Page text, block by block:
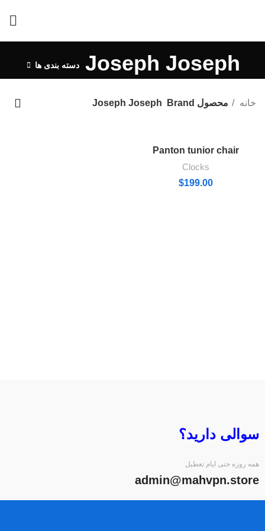
Joseph Joseph دسته بندی ها
خانه محصول Brand Joseph Joseph
Panton tunior chair
Clocks
$199.00
سوالی دارید؟
همه روزه حتی ایام تعطیل
admin@mahvpn.store